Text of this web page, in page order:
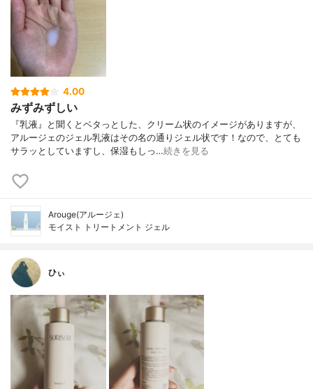
4.00
みずみずしい
『乳液』と聞くとベタっとした、クリーム状のイメージがありますが、
アルージェのジェル乳液はその名の通りジェル状です！なので、とても
サラッとしていますし、保湿もしっ…続きを見る
Arouge(アルージェ)
モイスト トリートメント ジェル
ひぃ